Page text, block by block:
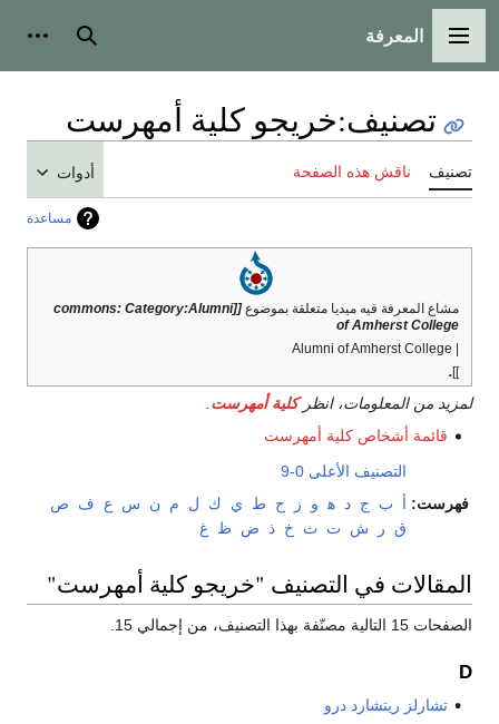
القائمة الرئيسية
المعرفة بحث
تصنيف:خريجو كلية أمهرست
تصنيف ناقش هذه الصفحة أدوات
مساعدة
مشاع المعرفة فيه ميديا متعلقة بموضوع [[commons: Category:Alumni
of Amherst College
]]
.
لمزيد من المعلومات، انظركلية أمهرست
قائمة أشخاص كلية أمهرست
فهرست:
التصنيف الأعلى 0-9
أ ب ج د ﻫ و ز ح ط ي ك ل م ن س ع ف
ص
ق
ر ش ت ث خ ذ ض ظ غ
المقالات في التصنيف "خريجو كلية أمهرست"
الصفحات 15 التالية مصنّفة بهذا التصنيف، من إجمالي 15.
D
تشارلز ريتشارد درو